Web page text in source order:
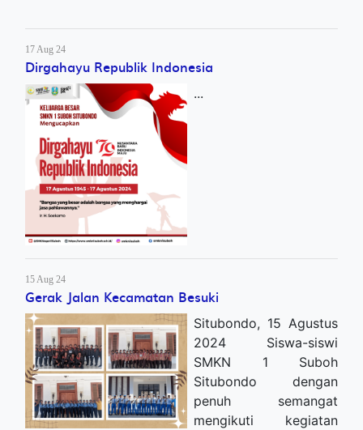
17 Aug 24
Dirgahayu Republik Indonesia
...
15 Aug 24
Gerak Jalan Kecamatan Besuki
Situbondo, 15 Agustus
2024 Siswa-siswi
SMKN 1 Suboh
Situbondo dengan
penuh semangat
mengikuti kegiatan